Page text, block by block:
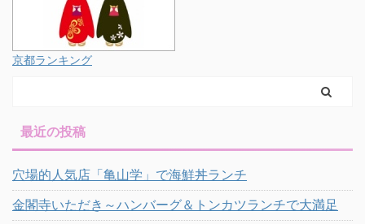
京都ランキング
最近の投稿
穴場的人気店「亀山学」で海鮮丼ランチ
金閣寺いただき～ハンバーグ＆トンカツランチで大満足